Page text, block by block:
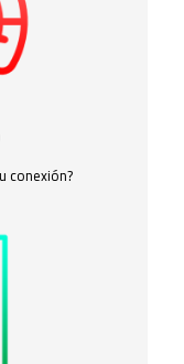
conexión?